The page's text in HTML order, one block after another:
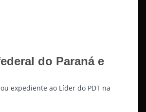
do Paraná e
expediente ao Líder do PDT na